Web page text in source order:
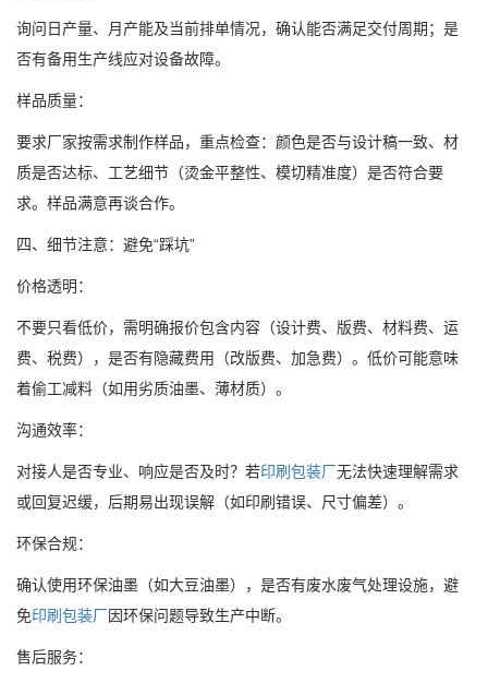
询问日产量、月产能及当前排单情况，确认能否满足交付周期；是
否有备用生产线应对设备故障。
样品质量：
要求厂家按需求制作样品，重点检查：颜色是否与设计稿一致、材
质是否达标、工艺细节（烫金平整性、模切精准度）是否符合要
求。样品满意再谈合作。
四、细节注意：避免“踩坑”
价格透明：
不要只看低价，需明确报价包含内容（设计费、版费、材料费、运
费、税费），是否有隐藏费用（改版费、加急费）。低价可能意味
着偷工减料（如用劣质油墨、薄材质）。
沟通效率：
对接人是否专业、响应是否及时？若印刷包装厂无法快速理解需求
或回复迟缓，后期易出现误解（如印刷错误、尺寸偏差）。
环保合规：
确认使用环保油墨（如大豆油墨），是否有废水废气处理设施，避
免印刷包装厂因环保问题导致生产中断。
售后服务：